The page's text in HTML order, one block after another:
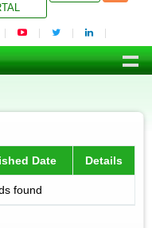
Date Details
found